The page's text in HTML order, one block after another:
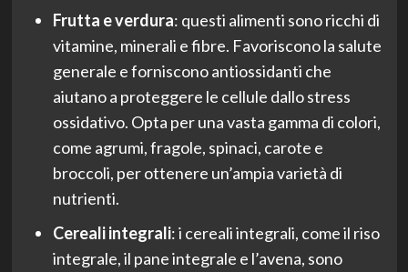
Frutta e verdura: questi alimenti sono ricchi di
vitamine, minerali e fibre. Favoriscono la salute
generale e forniscono antiossidanti che
aiutano a proteggere le cellule dallo stress
ossidativo. Opta per una vasta gamma di colori,
come agrumi, fragole, spinaci, carote e
broccoli, per ottenere un’ampia varietà di
nutrienti.
Cereali integrali: i cereali integrali, come il riso
integrale, il pane integrale e l’avena, sono